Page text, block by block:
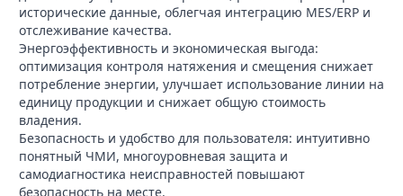
исторические данные, облегчая интеграцию MES/ERP и
отслеживание качества.
Энергоэффективность и экономическая выгода:
оптимизация контроля натяжения и смещения снижает
потребление энергии, улучшает использование линии на
единицу продукции и снижает общую стоимость
владения.
Безопасность и удобство для пользователя: интуитивно
понятный ЧМИ, многоуровневая защита и
самодиагностика неисправностей повышают
безопасность на месте.